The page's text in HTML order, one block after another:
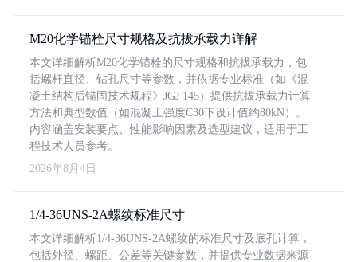
M20化学锚栓尺寸规格及抗拔承载力详解
本文详细解析M20化学锚栓的尺寸规格和抗拔承载力，包
括螺杆直径、钻孔尺寸等参数，并依据专业标准（如《混
凝土结构后锚固技术规程》JGJ 145）提供抗拔承载力计算
方法和典型数值（如混凝土强度C30下设计值约80kN）。
内容涵盖安装要点、性能影响因素及选型建议，适用于工
程技术人员参考。
2026年8月4日
1/4-36UNS-2A螺纹标准尺寸
本文详细解析1/4-36UNS-2A螺纹的标准尺寸及底孔计算，
包括外径、螺距、公差等关键参数，并提供专业数据来源